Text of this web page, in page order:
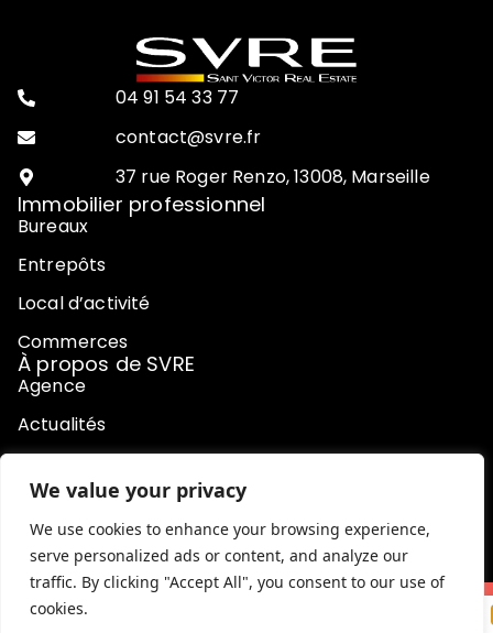
We value your privacy
We use cookies to enhance your browsing experience,
serve personalized ads or content, and analyze our
traffic. By clicking "Accept All", you consent to our use of
cookies.
04 91 54 33 77
contact@svre.fr
37 rue Roger Renzo, 13008, Marseille
Immobilier professionnel
Bureaux
Entrepôts
Local d’activité
Commerces
À propos de SVRE
Agence
Actualités
Honoraires
© SVRE 2024. Tous droits réservés.